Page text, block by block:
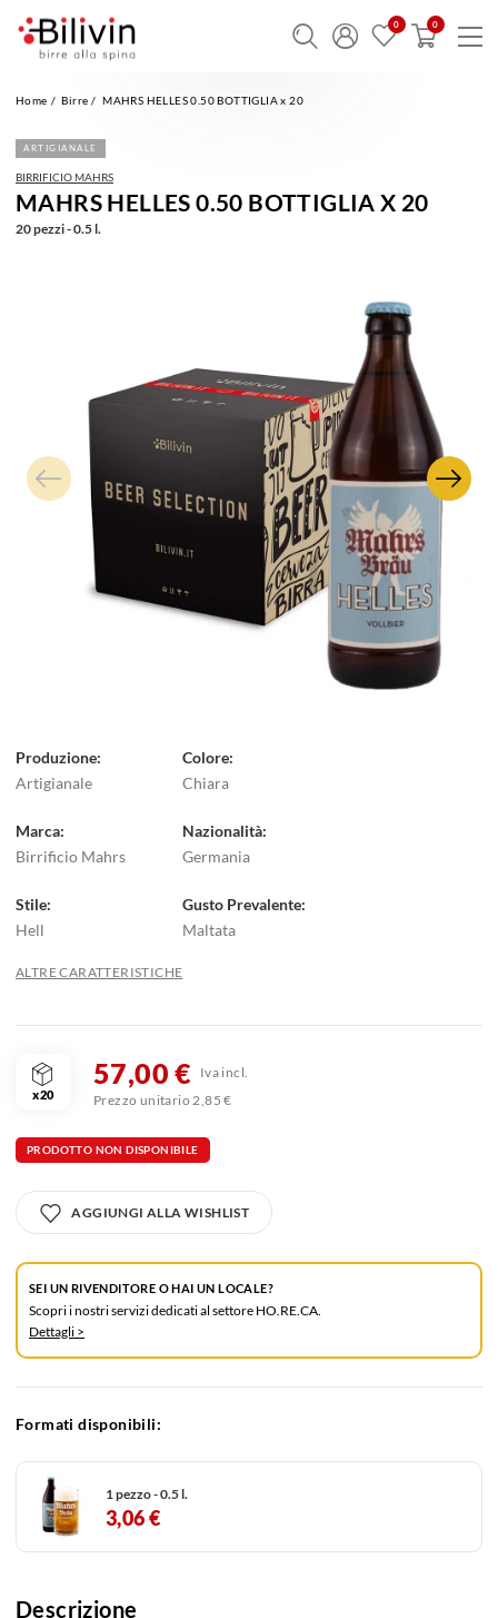
Home Birre MAHRS HELLES 0.50 BOTTIGLIA x 20
ARTIGIANALE
BIRRIFICIO MAHRS
MAHRS HELLES 0.50 BOTTIGLIA X 20
20 pezzi - 0.5 l.
x20
57,00 €
Iva incl.
Prezzo unitario 2,85 €
Produzione
Artigianale
Colore
Chiara
Marca
Birrificio Mahrs
Nazionalità
Germania
Stile
Hell
Gusto Prevalente
Maltata
ALTRE CARATTERISTICHE
PRODOTTO NON DISPONIBILE
AGGIUNGI ALLA WISHLIST
SEI UN RIVENDITORE O HAI UN LOCALE?
Scopri i nostri servizi dedicati al settore HO.RE.CA.
Dettagli >
Formati disponibili:
1 pezzo - 0.5 l.
3,06 €
Descrizione